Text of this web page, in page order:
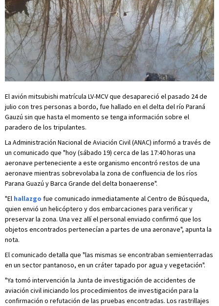
El avión mitsubishi matrícula LV-MCV que desapareció el pasado 24 de
julio con tres personas a bordo, fue hallado en el delta del río Paraná
Gauzú sin que hasta el momento se tenga información sobre el
paradero de los tripulantes.
La Administración Nacional de Aviación Civil (ANAC) informó a través de
un comunicado que "hoy (sábado 19) cerca de las 17:40 horas una
aeronave perteneciente a este organismo encontró restos de una
aeronave mientras sobrevolaba la zona de confluencia de los ríos
Parana Guazú y Barca Grande del delta bonaerense".
"El hallazgo fue comunicado inmediatamente al Centro de Búsqueda,
quien envió un helicóptero y dos embarcaciones para verificar y
preservar la zona. Una vez allí el personal enviado confirmó que los
objetos encontrados pertenecían a partes de una aeronave", apunta la
nota.
El comunicado detalla que "las mismas se encontraban semienterradas
en un sector pantanoso, en un cráter tapado por agua y vegetación".
"Ya tomó intervención la Junta de investigación de accidentes de
aviación civil iniciando los procedimientos de investigación para la
confirmación o refutación de las pruebas encontradas. Los rastrillajes